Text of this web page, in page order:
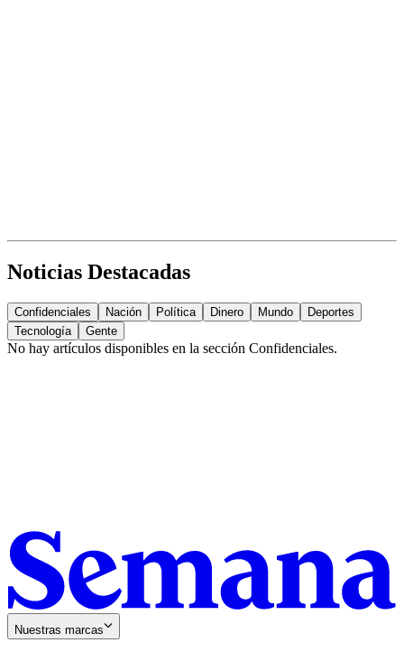
Noticias Destacadas
Confidenciales Nación Política Dinero Mundo
Deportes
Tecnología
Gente
No hay artículos disponibles en la sección Confidenciales.
Nuestras marcas